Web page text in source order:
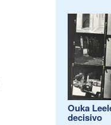
Ouka
decisivo